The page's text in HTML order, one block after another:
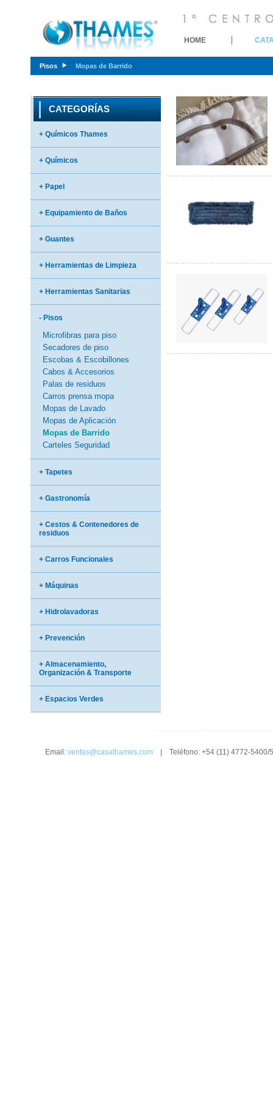
HOME
Pisos Mopas de Barrido
CATEGORÍAS
+ Químicos Thames
+ Químicos
+ Papel
+ Equipamiento de Baños
+ Guantes
+ Herramientas de Limpieza
+ Herramientas Sanitarias
- Pisos
Microfibras para piso
Secadores de piso
Escobas & Escobillones
Cabos & Accesorios
Palas de residuos
Carros prensa mopa
Mopas de Lavado
Mopas de Aplicación
Mopas de Barrido
Carteles Seguridad
+ Tapetes
+ Gastronomía
+ Cestos & Contenedores de
residuos
+ Carros Funcionales
+ Máquinas
+ Hidrolavadoras
+ Prevención
+ Almacenamiento,
Organización & Transporte
+ Espacios Verdes
Email: ventas@casathames.com| Teléfono: +54 (11) 4772-